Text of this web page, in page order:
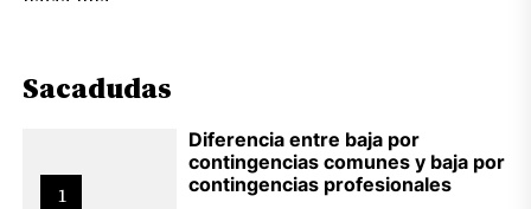
Sacadudas
1
Diferencia entre baja por
contingencias comunes y baja por
contingencias profesionales